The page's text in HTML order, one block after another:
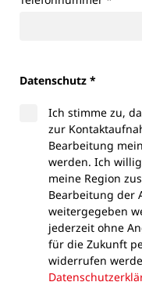
Datenschutz *
Ich stimme zu,
zur
Bearbeitung
werden. Ich
meine Region
Bearbeitung der
weitergegeben
jederzeit ohne
für die Zukunft
widerrufen